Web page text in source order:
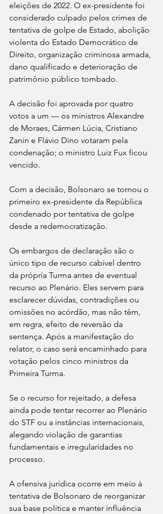
eleições de 2022. O ex-presidente foi
considerado culpado pelos crimes de
tentativa de golpe de Estado, abolição
violenta do Estado Democrático de
Direito, organização criminosa armada,
dano qualificado e deterioração de
patrimônio público tombado.
A decisão foi aprovada por quatro
votos a um — os ministros Alexandre
de Moraes, Cármen Lúcia, Cristiano
Zanin e Flávio Dino votaram pela
condenação; o ministro Luiz Fux ficou
vencido.
Com a decisão, Bolsonaro se tornou o
primeiro ex-presidente da República
condenado por tentativa de golpe
desde a redemocratização.
Os embargos de declaração são o
único tipo de recurso cabível dentro
da própria Turma antes de eventual
recurso ao Plenário. Eles servem para
esclarecer dúvidas, contradições ou
omissões no acórdão, mas não têm,
em regra, efeito de reversão da
sentença. Após a manifestação do
relator, o caso será encaminhado para
votação pelos cinco ministros da
Primeira Turma.
Se o recurso for rejeitado, a defesa
ainda pode tentar recorrer ao Plenário
do STF ou a instâncias internacionais,
alegando violação de garantias
fundamentais e irregularidades no
processo.
A ofensiva jurídica ocorre em meio à
tentativa de Bolsonaro de reorganizar
sua base política e manter influência